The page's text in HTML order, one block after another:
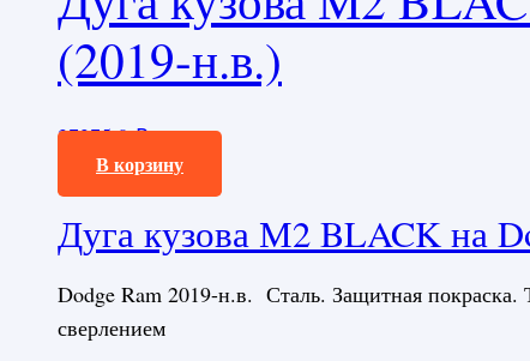
(2019-н.в.)
37375,0₽
В корзину
Дуга кузова М2 BLACK на
Dodge Ram 2019-н.в. Сталь. Защитная
сверлением